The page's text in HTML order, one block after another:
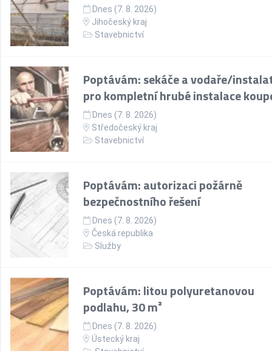
Dnes (7. 8. 2026)
Jihočeský kraj
Stavebnictví
Poptávám: sekáče a vodaře/
pro kompletní hrubé instalace
Dnes (7. 8. 2026)
Středočeský kraj
Stavebnictví
Poptávám: autorizaci požárně
bezpečnostního řešení
Dnes (7. 8. 2026)
Česká republika
Služby
Poptávám: litou polyuretanovou
podlahu, 30 m²
Dnes (7. 8. 2026)
Ústecký kraj